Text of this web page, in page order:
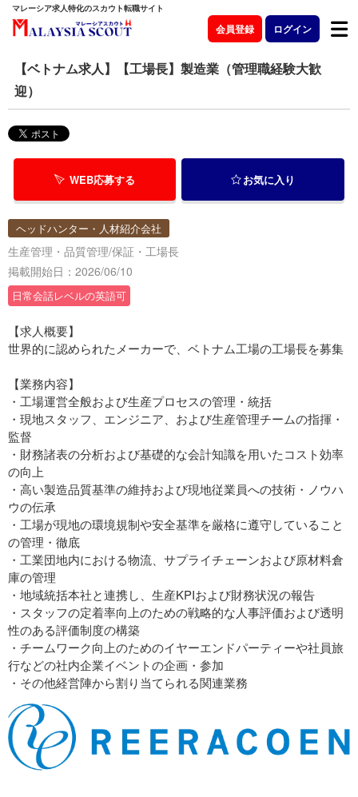
マレーシア求人特化のスカウト転職サイト
会員登録 ログイン
【ベトナム求人】【工場長】製造業（管理職経験大歓
迎）
WEB応募する お気に入り
ヘッドハンター・人材紹介会社
生産管理・品質管理/保証・工場長
掲載開始日：2026/06/10
日常会話レベルの英語可
【求人概要】
世界的に認められたメーカーで、ベトナム工場の工場長を募集
【業務内容】
・工場運営全般および生産プロセスの管理・統括
・現地スタッフ、エンジニア、および生産管理チームの指揮・
監督
・財務諸表の分析および基礎的な会計知識を用いたコスト効率
の向上
・高い製造品質基準の維持および現地従業員への技術・ノウハ
ウの伝承
・工場が現地の環境規制や安全基準を厳格に遵守していること
の管理・徹底
・工業団地内における物流、サプライチェーンおよび原材料倉
庫の管理
・地域統括本社と連携し、生産KPIおよび財務状況の報告
・スタッフの定着率向上のための戦略的な人事評価および透明
性のある評価制度の構築
・チームワーク向上のためのイヤーエンドパーティーや社員旅
行などの社内企業イベントの企画・参加
・その他経営陣から割り当てられる関連業務